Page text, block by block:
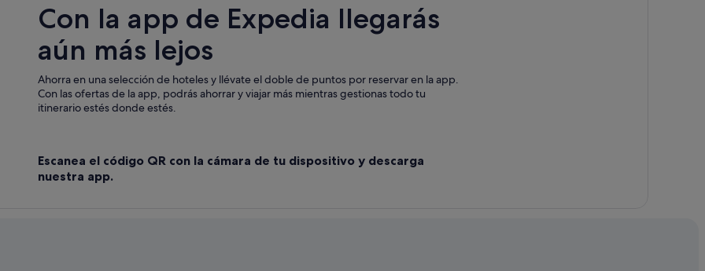
Con la app de Expedia llegarás
aún más lejos
Ahorra en una selección de hoteles y llévate el doble de puntos por reservar en la app.
Con las ofertas de la app, podrás ahorrar y viajar más mientras gestionas todo tu
itinerario estés donde estés.
Escanea el código QR con la cámara de tu dispositivo y descarga
nuestra app.